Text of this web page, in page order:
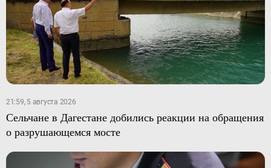
21:59, 5 августа 2026
Сельчане в Дагестане добились реакции на обращения
о разрушающемся мосте